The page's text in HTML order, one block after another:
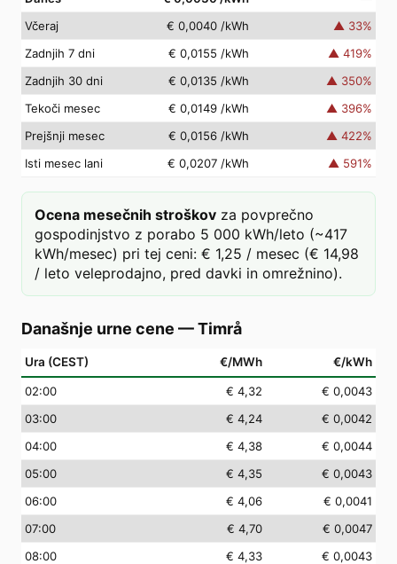
Včeraj
€ 0,0040 /kWh ▲ 33%
Zadnjih 7 dni
€ 0,0155 /kWh ▲ 419%
Zadnjih 30 dni
€ 0,0135 /kWh ▲ 350%
Tekoči mesec
€ 0,0149 /kWh ▲ 396%
Prejšnji mesec
€ 0,0156 /kWh ▲ 422%
Isti mesec lani
€ 0,0207 /kWh ▲ 591%
Ocena mesečnih stroškov za povprečno
gospodinjstvo z porabo 5 000 kWh/leto (~417
kWh/mesec) pri tej ceni: € 1,25 / mesec (€ 14,98
/ leto veleprodajno, pred davki in omrežnino).
Današnje urne cene —Timrå
Ura (CEST) €/MWh €/kWh
02:00 € 4,32
€ 0,0043
03:00 € 4,24
€ 0,0042
04:00 € 4,38
€ 0,0044
05:00 € 4,35
€ 0,0043
06:00 € 4,06
€ 0,0041
07:00 € 4,70
€ 0,0047
08:00 € 4,33
€ 0,0043